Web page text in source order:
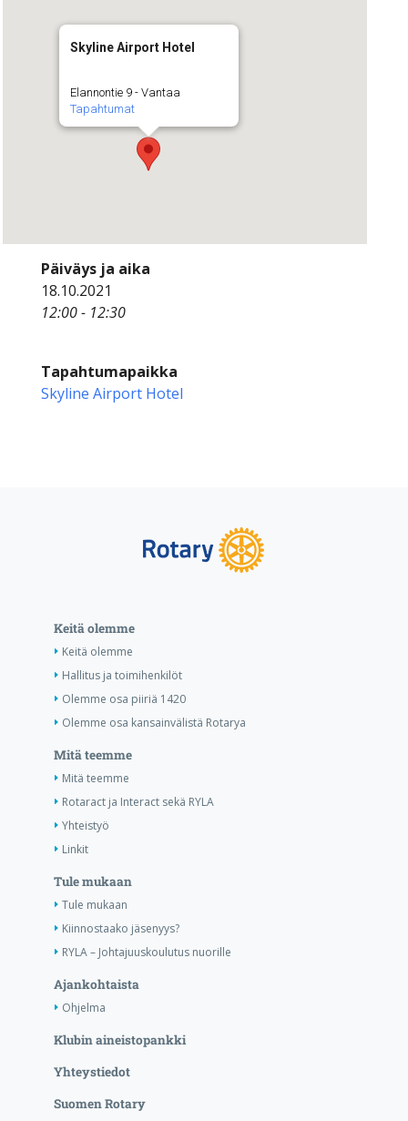
Skyline Airport Hotel
Elannontie 9 - Vantaa
Tapahtumat
Päiväys ja aika
18.10.2021
12:00 - 12:30
Tapahtumapaikka
Skyline Airport Hotel
Keitä olemme
Keitä olemme
Hallitus ja toimihenkilöt
Olemme osa piiriä 1420
Olemme osa kansainvälistä Rotarya
Mitä teemme
Mitä teemme
Rotaract ja Interact sekä RYLA
Yhteistyö
Linkit
Tule mukaan
Tule mukaan
Kiinnostaako jäsenyys?
RYLA – Johtajuuskoulutus nuorille
Ajankohtaista
Ohjelma
Klubin aineistopankki
Yhteystiedot
Suomen Rotary